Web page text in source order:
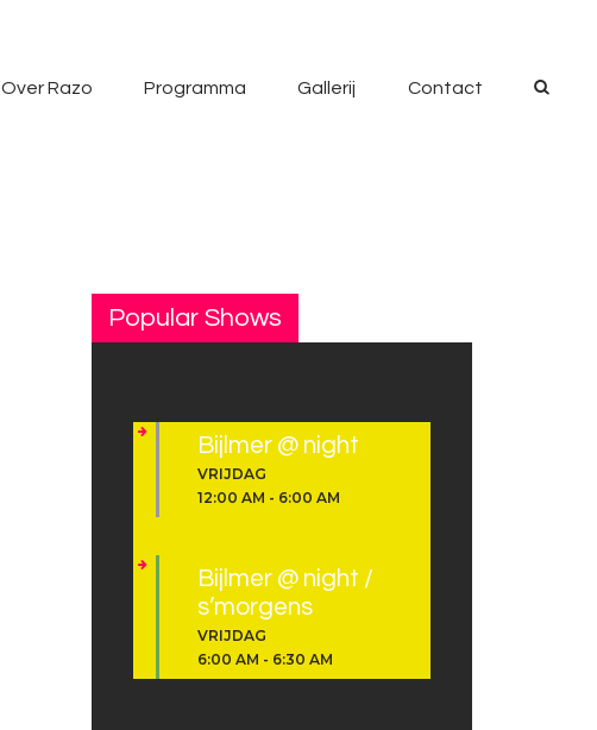
Over Razo Programma Gallerij Contact
Popular Shows
Bijlmer @ night
VRIJDAG
12:00 AM - 6:00 AM
Bijlmer @ night /
s’morgens
VRIJDAG
6:00 AM - 6:30 AM